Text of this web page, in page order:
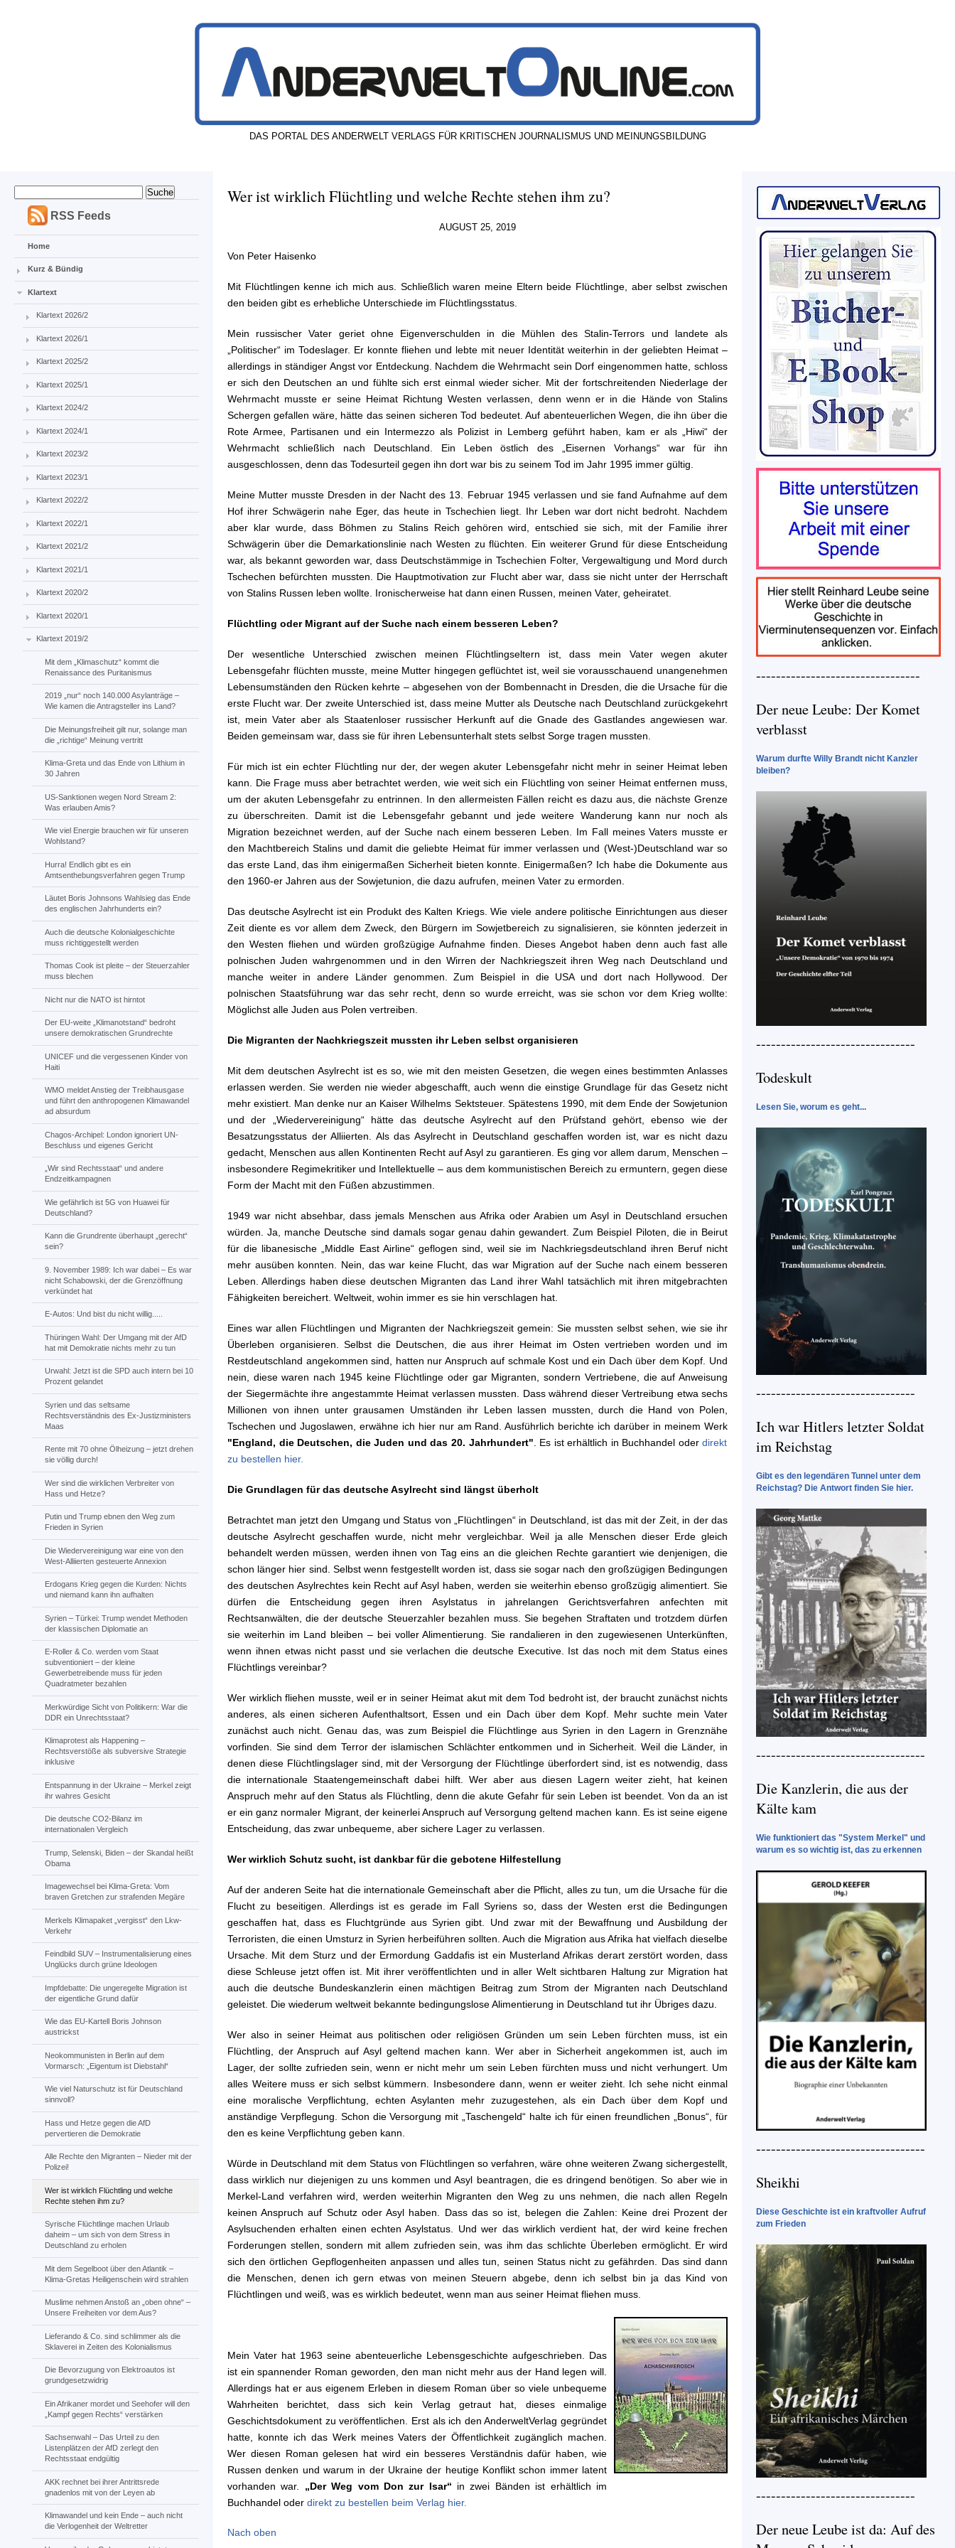
DAS PORTAL DES ANDERWELT VERLAGS FÜR KRITISCHEN JOURNALISMUS UND MEINUNGSBILDUNG
RSS Feeds
Home
Kurz & Bündig
Klartext
Klartext 2026/2
Klartext 2026/1
Klartext 2025/2
Klartext 2025/1
Klartext 2024/2
Klartext 2024/1
Klartext 2023/2
Klartext 2023/1
Klartext 2022/2
Klartext 2022/1
Klartext 2021/2
Klartext 2021/1
Klartext 2020/2
Klartext 2020/1
Klartext 2019/2
Mit dem „Klimaschutz“ kommt die
Renaissance des Puritanismus
2019 „nur“ noch 140.000 Asylanträge –
Wie kamen die Antragsteller ins Land?
Die Meinungsfreiheit gilt nur, solange man
die „richtige“ Meinung vertritt
Klima-Greta und das Ende von Lithium in
30 Jahren
US-Sanktionen wegen Nord Stream 2:
Was erlauben Amis?
Wie viel Energie brauchen wir für unseren
Wohlstand?
Hurra! Endlich gibt es ein
Amtsenthebungsverfahren gegen Trump
Läutet Boris Johnsons Wahlsieg das Ende
des englischen Jahrhunderts ein?
Auch die deutsche Kolonialgeschichte
muss richtiggestellt werden
Thomas Cook ist pleite – der Steuerzahler
muss blechen
Nicht nur die NATO ist hirntot
Der EU-weite „Klimanotstand“ bedroht
unsere demokratischen Grundrechte
UNICEF und die vergessenen Kinder von
Haiti
WMO meldet Anstieg der Treibhausgase
und führt den anthropogenen Klimawandel
ad absurdum
Chagos-Archipel: London ignoriert UN-
Beschluss und eigenes Gericht
„Wir sind Rechtsstaat“ und andere
Endzeitkampagnen
Wie gefährlich ist 5G von Huawei für
Deutschland?
Kann die Grundrente überhaupt „gerecht“
sein?
9. November 1989: Ich war dabei – Es war
nicht Schabowski, der die Grenzöffnung
verkündet hat
E-Autos: Und bist du nicht willig.....
Thüringen Wahl: Der Umgang mit der AfD
hat mit Demokratie nichts mehr zu tun
Urwahl: Jetzt ist die SPD auch intern bei 10
Prozent gelandet
Syrien und das seltsame
Rechtsverständnis des Ex-Justizministers
Maas
Rente mit 70 ohne Ölheizung – jetzt drehen
sie völlig durch!
Wer sind die wirklichen Verbreiter von
Hass und Hetze?
Putin und Trump ebnen den Weg zum
Frieden in Syrien
Die Wiedervereinigung war eine von den
West-Alliierten gesteuerte Annexion
Erdogans Krieg gegen die Kurden: Nichts
und niemand kann ihn aufhalten
Syrien – Türkei: Trump wendet Methoden
der klassischen Diplomatie an
E-Roller & Co. werden vom Staat
subventioniert – der kleine
Gewerbetreibende muss für jeden
Quadratmeter bezahlen
Merkwürdige Sicht von Politikern: War die
DDR ein Unrechtsstaat?
Klimaprotest als Happening –
Rechtsverstöße als subversive Strategie
inklusive
Entspannung in der Ukraine – Merkel zeigt
ihr wahres Gesicht
Die deutsche CO2-Bilanz im
internationalen Vergleich
Trump, Selenski, Biden – der Skandal heißt
Obama
Imagewechsel bei Klima-Greta: Vom
braven Gretchen zur strafenden Megäre
Merkels Klimapaket „vergisst“ den Lkw-
Verkehr
Feindbild SUV – Instrumentalisierung eines
Unglücks durch grüne Ideologen
Impfdebatte: Die ungeregelte Migration ist
der eigentliche Grund dafür
Wie das EU-Kartell Boris Johnson
austrickst
Neokommunisten in Berlin auf dem
Vormarsch: „Eigentum ist Diebstahl“
Wie viel Naturschutz ist für Deutschland
sinnvoll?
Hass und Hetze gegen die AfD
pervertieren die Demokratie
Alle Rechte den Migranten – Nieder mit der
Polizei!
Wer ist wirklich Flüchtling und welche
Rechte stehen ihm zu?
Syrische Flüchtlinge machen Urlaub
daheim – um sich von dem Stress in
Deutschland zu erholen
Mit dem Segelboot über den Atlantik –
Klima-Gretas Heiligenschein wird strahlen
Muslime nehmen Anstoß an „oben ohne“ –
Unsere Freiheiten vor dem Aus?
Lieferando & Co. sind schlimmer als die
Sklaverei in Zeiten des Kolonialismus
Die Bevorzugung von Elektroautos ist
grundgesetzwidrig
Ein Afrikaner mordet und Seehofer will den
„Kampf gegen Rechts“ verstärken
Sachsenwahl – Das Urteil zu den
Listenplätzen der AfD zerlegt den
Rechtsstaat endgültig
AKK rechnet bei ihrer Antrittsrede
gnadenlos mit von der Leyen ab
Klimawandel und kein Ende – auch nicht
die Verlogenheit der Weltretter
---------------------------------
Der neue Leube: Der Komet
verblasst
Warum durfte Willy Brandt nicht Kanzler
bleiben?
--------------------------------
Todeskult
Lesen Sie, worum es geht...
--------------------------------
Ich war Hitlers letzter Soldat
im Reichstag
Gibt es den legendären Tunnel unter dem
Reichstag? Die Antwort finden Sie hier.
----------------------------------
Die Kanzlerin, die aus der
Kälte kam
Wie funktioniert das "System Merkel" und
warum es so wichtig ist, das zu erkennen
----------------------------------
Sheikhi
Diese Geschichte ist ein kraftvoller Aufruf
zum Frieden
--------------------------------
Der neue Leube ist da: Auf des
Wer ist wirklich Flüchtling und welche Rechte stehen ihm zu?
AUGUST 25, 2019
Von Peter Haisenko
Mit Flüchtlingen kenne ich mich aus. Schließlich waren meine Eltern beide Flüchtlinge, aber selbst zwischen
den beiden gibt es erhebliche Unterschiede im Flüchtlingsstatus.
Mein russischer Vater geriet ohne Eigenverschulden in die Mühlen des Stalin-Terrors und landete als
„Politischer“ im Todeslager. Er konnte fliehen und lebte mit neuer Identität weiterhin in der geliebten Heimat –
allerdings in ständiger Angst vor Entdeckung. Nachdem die Wehrmacht sein Dorf eingenommen hatte, schloss
er sich den Deutschen an und fühlte sich erst einmal wieder sicher. Mit der fortschreitenden Niederlage der
Wehrmacht musste er seine Heimat Richtung Westen verlassen, denn wenn er in die Hände von Stalins
Schergen gefallen wäre, hätte das seinen sicheren Tod bedeutet. Auf abenteuerlichen Wegen, die ihn über die
Rote Armee, Partisanen und ein Intermezzo als Polizist in Lemberg geführt haben, kam er als „Hiwi“ der
Wehrmacht schließlich nach Deutschland. Ein Leben östlich des „Eisernen Vorhangs“ war für ihn
ausgeschlossen, denn das Todesurteil gegen ihn dort war bis zu seinem Tod im Jahr 1995 immer gültig.
Meine Mutter musste Dresden in der Nacht des 13. Februar 1945 verlassen und sie fand Aufnahme auf dem
Hof ihrer Schwägerin nahe Eger, das heute in Tschechien liegt. Ihr Leben war dort nicht bedroht. Nachdem
aber klar wurde, dass Böhmen zu Stalins Reich gehören wird, entschied sie sich, mit der Familie ihrer
Schwägerin über die Demarkationslinie nach Westen zu flüchten. Ein weiterer Grund für diese Entscheidung
war, als bekannt geworden war, dass Deutschstämmige in Tschechien Folter, Vergewaltigung und Mord durch
Tschechen befürchten mussten. Die Hauptmotivation zur Flucht aber war, dass sie nicht unter der Herrschaft
von Stalins Russen leben wollte. Ironischerweise hat dann einen Russen, meinen Vater, geheiratet.
Flüchtling oder Migrant auf der Suche nach einem besseren Leben?
Der wesentliche Unterschied zwischen meinen Flüchtlingseltern ist, dass mein Vater wegen akuter
Lebensgefahr flüchten musste, meine Mutter hingegen geflüchtet ist, weil sie vorausschauend unangenehmen
Lebensumständen den Rücken kehrte – abgesehen von der Bombennacht in Dresden, die die Ursache für die
erste Flucht war. Der zweite Unterschied ist, dass meine Mutter als Deutsche nach Deutschland zurückgekehrt
ist, mein Vater aber als Staatenloser russischer Herkunft auf die Gnade des Gastlandes angewiesen war.
Beiden gemeinsam war, dass sie für ihren Lebensunterhalt stets selbst Sorge tragen mussten.
Für mich ist ein echter Flüchtling nur der, der wegen akuter Lebensgefahr nicht mehr in seiner Heimat leben
kann. Die Frage muss aber betrachtet werden, wie weit sich ein Flüchtling von seiner Heimat entfernen muss,
um der akuten Lebensgefahr zu entrinnen. In den allermeisten Fällen reicht es dazu aus, die nächste Grenze
zu überschreiten. Damit ist die Lebensgefahr gebannt und jede weitere Wanderung kann nur noch als
Migration bezeichnet werden, auf der Suche nach einem besseren Leben. Im Fall meines Vaters musste er
den Machtbereich Stalins und damit die geliebte Heimat für immer verlassen und (West-)Deutschland war so
das erste Land, das ihm einigermaßen Sicherheit bieten konnte. Einigermaßen? Ich habe die Dokumente aus
den 1960-er Jahren aus der Sowjetunion, die dazu aufrufen, meinen Vater zu ermorden.
Das deutsche Asylrecht ist ein Produkt des Kalten Kriegs. Wie viele andere politische Einrichtungen aus dieser
Zeit diente es vor allem dem Zweck, den Bürgern im Sowjetbereich zu signalisieren, sie könnten jederzeit in
den Westen fliehen und würden großzügige Aufnahme finden. Dieses Angebot haben denn auch fast alle
polnischen Juden wahrgenommen und in den Wirren der Nachkriegszeit ihren Weg nach Deutschland und
manche weiter in andere Länder genommen. Zum Beispiel in die USA und dort nach Hollywood. Der
polnischen Staatsführung war das sehr recht, denn so wurde erreicht, was sie schon vor dem Krieg wollte:
Möglichst alle Juden aus Polen vertreiben.
Die Migranten der Nachkriegszeit mussten ihr Leben selbst organisieren
Mit dem deutschen Asylrecht ist es so, wie mit den meisten Gesetzen, die wegen eines bestimmten Anlasses
erlassen werden. Sie werden nie wieder abgeschafft, auch wenn die einstige Grundlage für das Gesetz nicht
mehr existiert. Man denke nur an Kaiser Wilhelms Sektsteuer. Spätestens 1990, mit dem Ende der Sowjetunion
und der „Wiedervereinigung“ hätte das deutsche Asylrecht auf den Prüfstand gehört, ebenso wie der
Besatzungsstatus der Alliierten. Als das Asylrecht in Deutschland geschaffen worden ist, war es nicht dazu
gedacht, Menschen aus allen Kontinenten Recht auf Asyl zu garantieren. Es ging vor allem darum, Menschen –
insbesondere Regimekritiker und Intellektuelle – aus dem kommunistischen Bereich zu ermuntern, gegen diese
Form der Macht mit den Füßen abzustimmen.
1949 war nicht absehbar, dass jemals Menschen aus Afrika oder Arabien um Asyl in Deutschland ersuchen
würden. Ja, manche Deutsche sind damals sogar genau dahin gewandert. Zum Beispiel Piloten, die in Beirut
für die libanesische „Middle East Airline“ geflogen sind, weil sie im Nachkriegsdeutschland ihren Beruf nicht
mehr ausüben konnten. Nein, das war keine Flucht, das war Migration auf der Suche nach einem besseren
Leben. Allerdings haben diese deutschen Migranten das Land ihrer Wahl tatsächlich mit ihren mitgebrachten
Fähigkeiten bereichert. Weltweit, wohin immer es sie hin verschlagen hat.
Eines war allen Flüchtlingen und Migranten der Nachkriegszeit gemein: Sie mussten selbst sehen, wie sie ihr
Überleben organisieren. Selbst die Deutschen, die aus ihrer Heimat im Osten vertrieben worden und im
Restdeutschland angekommen sind, hatten nur Anspruch auf schmale Kost und ein Dach über dem Kopf. Und
nein, diese waren nach 1945 keine Flüchtlinge oder gar Migranten, sondern Vertriebene, die auf Anweisung
der Siegermächte ihre angestammte Heimat verlassen mussten. Dass während dieser Vertreibung etwa sechs
Millionen von ihnen unter grausamen Umständen ihr Leben lassen mussten, durch die Hand von Polen,
Tschechen und Jugoslawen, erwähne ich hier nur am Rand. Ausführlich berichte ich darüber in meinem Werk
"England, die Deutschen, die Juden und das 20. Jahrhundert" . Es ist erhältlich in Buchhandel oderdirekt
zu bestellen hier.
Die Grundlagen für das deutsche Asylrecht sind längst überholt
Betrachtet man jetzt den Umgang und Status von „Flüchtlingen“ in Deutschland, ist das mit der Zeit, in der das
deutsche Asylrecht geschaffen wurde, nicht mehr vergleichbar. Weil ja alle Menschen dieser Erde gleich
behandelt werden müssen, werden ihnen von Tag eins an die gleichen Rechte garantiert wie denjenigen, die
schon länger hier sind. Selbst wenn festgestellt worden ist, dass sie sogar nach den großzügigen Bedingungen
des deutschen Asylrechtes kein Recht auf Asyl haben, werden sie weiterhin ebenso großzügig alimentiert. Sie
dürfen die Entscheidung gegen ihren Asylstatus in jahrelangen Gerichtsverfahren anfechten mit
Rechtsanwälten, die der deutsche Steuerzahler bezahlen muss. Sie begehen Straftaten und trotzdem dürfen
sie weiterhin im Land bleiben – bei voller Alimentierung. Sie randalieren in den zugewiesenen Unterkünften,
wenn ihnen etwas nicht passt und sie verlachen die deutsche Executive. Ist das noch mit dem Status eines
Flüchtlings vereinbar?
Wer wirklich fliehen musste, weil er in seiner Heimat akut mit dem Tod bedroht ist, der braucht zunächst nichts
anderes, als einen sicheren Aufenthaltsort, Essen und ein Dach über dem Kopf. Mehr suchte mein Vater
zunächst auch nicht. Genau das, was zum Beispiel die Flüchtlinge aus Syrien in den Lagern in Grenznähe
vorfinden. Sie sind dem Terror der islamischen Schlächter entkommen und in Sicherheit. Weil die Länder, in
denen diese Flüchtlingslager sind, mit der Versorgung der Flüchtlinge überfordert sind, ist es notwendig, dass
die internationale Staatengemeinschaft dabei hilft. Wer aber aus diesen Lagern weiter zieht, hat keinen
Anspruch mehr auf den Status als Flüchtling, denn die akute Gefahr für sein Leben ist beendet. Von da an ist
er ein ganz normaler Migrant, der keinerlei Anspruch auf Versorgung geltend machen kann. Es ist seine eigene
Entscheidung, das zwar unbequeme, aber sichere Lager zu verlassen.
Wer wirklich Schutz sucht, ist dankbar für die gebotene Hilfestellung
Auf der anderen Seite hat die internationale Gemeinschaft aber die Pflicht, alles zu tun, um die Ursache für die
Flucht zu beseitigen. Allerdings ist es gerade im Fall Syriens so, dass der Westen erst die Bedingungen
geschaffen hat, dass es Fluchtgründe aus Syrien gibt. Und zwar mit der Bewaffnung und Ausbildung der
Terroristen, die einen Umsturz in Syrien herbeiführen sollten. Auch die Migration aus Afrika hat vielfach dieselbe
Ursache. Mit dem Sturz und der Ermordung Gaddafis ist ein Musterland Afrikas derart zerstört worden, dass
diese Schleuse jetzt offen ist. Mit ihrer veröffentlichten und in aller Welt sichtbaren Haltung zur Migration hat
auch die deutsche Bundeskanzlerin einen mächtigen Beitrag zum Strom der Migranten nach Deutschland
geleistet. Die wiederum weltweit bekannte bedingungslose Alimentierung in Deutschland tut ihr Übriges dazu.
Wer also in seiner Heimat aus politischen oder religiösen Gründen um sein Leben fürchten muss, ist ein
Flüchtling, der Anspruch auf Asyl geltend machen kann. Wer aber in Sicherheit angekommen ist, auch im
Lager, der sollte zufrieden sein, wenn er nicht mehr um sein Leben fürchten muss und nicht verhungert. Um
alles Weitere muss er sich selbst kümmern. Insbesondere dann, wenn er weiter zieht. Ich sehe nicht einmal
eine moralische Verpflichtung, echten Asylanten mehr zuzugestehen, als ein Dach über dem Kopf und
anständige Verpflegung. Schon die Versorgung mit „Taschengeld“ halte ich für einen freundlichen „Bonus“, für
den es keine Verpflichtung geben kann.
Würde in Deutschland mit dem Status von Flüchtlingen so verfahren, wäre ohne weiteren Zwang sichergestellt,
dass wirklich nur diejenigen zu uns kommen und Asyl beantragen, die es dringend benötigen. So aber wie in
Merkel-Land verfahren wird, werden weiterhin Migranten den Weg zu uns nehmen, die nach allen Regeln
keinen Anspruch auf Schutz oder Asyl haben. Dass das so ist, belegen die Zahlen: Keine drei Prozent der
Asylsuchenden erhalten einen echten Asylstatus. Und wer das wirklich verdient hat, der wird keine frechen
Forderungen stellen, sondern mit allem zufrieden sein, was ihm das schlichte Überleben ermöglicht. Er wird
sich den örtlichen Gepflogenheiten anpassen und alles tun, seinen Status nicht zu gefährden. Das sind dann
die Menschen, denen ich gern etwas von meinen Steuern abgebe, denn ich selbst bin ja das Kind von
Flüchtlingen und weiß, was es wirklich bedeutet, wenn man aus seiner Heimat fliehen muss.
Mein Vater hat 1963 seine abenteuerliche Lebensgeschichte aufgeschrieben. Das
ist ein spannender Roman geworden, den man nicht mehr aus der Hand legen will.
Allerdings hat er aus eigenem Erleben in diesem Roman über so viele unbequeme
Wahrheiten berichtet, dass sich kein Verlag getraut hat, dieses einmalige
Geschichtsdokument zu veröffentlichen. Erst als ich den AnderweltVerlag gegründet
hatte, konnte ich das Werk meines Vaters der Öffentlichkeit zugänglich machen.
Wer diesen Roman gelesen hat wird ein besseres Verständnis dafür haben, wie
Russen denken und warum in der Ukraine der heutige Konflikt schon immer latent
vorhanden war.
„Der Weg vom Don zur Isar“ in zwei Bänden ist erhältlich im
Buchhandel oder direkt zu bestellen beim Verlag hier.
Nach oben